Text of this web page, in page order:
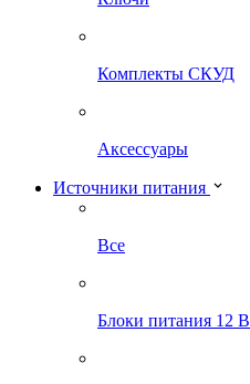
Комплекты СКУД
Аксессуары
Источники питания
Все
Блоки питания 12 В